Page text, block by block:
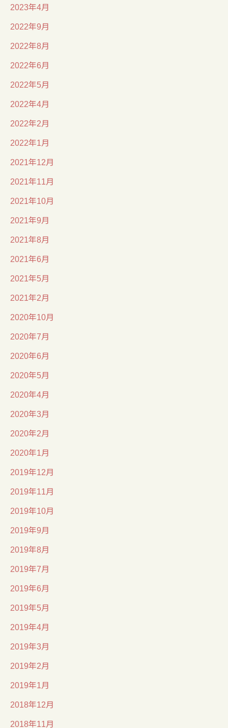
2023年4月
2022年9月
2022年8月
2022年6月
2022年5月
2022年4月
2022年2月
2022年1月
2021年12月
2021年11月
2021年10月
2021年9月
2021年8月
2021年6月
2021年5月
2021年2月
2020年10月
2020年7月
2020年6月
2020年5月
2020年4月
2020年3月
2020年2月
2020年1月
2019年12月
2019年11月
2019年10月
2019年9月
2019年8月
2019年7月
2019年6月
2019年5月
2019年4月
2019年3月
2019年2月
2019年1月
2018年12月
2018年11月